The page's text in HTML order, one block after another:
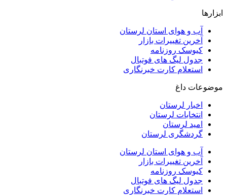
ابزارها
آب و هوای استان لرستان
آخرین تغییرات بازار
کیوسک روزنامه
جدول لیگ های فوتبال
استعلام کارت خبرنگاری
موضوعات داغ
اخبار لرستان
انتخابات لرستان
امید لرستان
گردشگری لرستان
آب و هوای استان لرستان
آخرین تغییرات بازار
کیوسک روزنامه
جدول لیگ های فوتبال
استعلام کارت خبرنگاری